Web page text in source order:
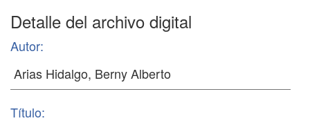
Detalle del archivo digital
Autor:
Título: